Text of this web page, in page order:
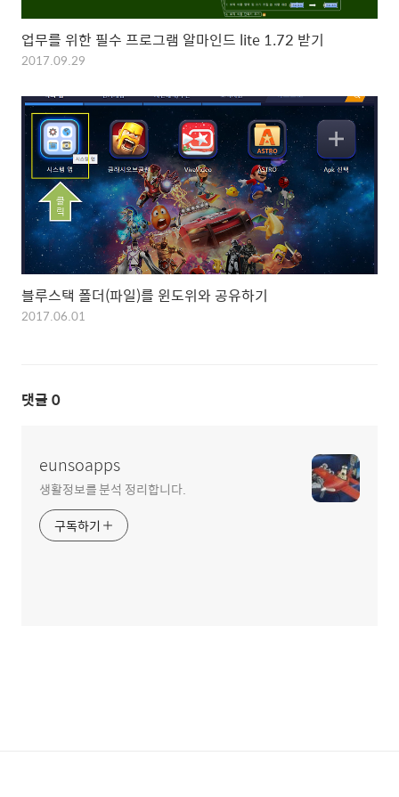
업무를 위한 필수 프로그램 알마인드 lite 1.72 받기
2017.09.29
블루스택 폴더(파일)를 윈도위와 공유하기
2017.06.01
댓글 0
eunsoapps
생활정보를 분석 정리합니다.
구독하기